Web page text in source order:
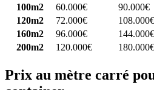
100m2
60.000€ 90.000€
120m2
72.000€ 108.000€
160m2
96.000€ 144.000€
200m2
120.000€ 180.000€
Prix au mètre carré